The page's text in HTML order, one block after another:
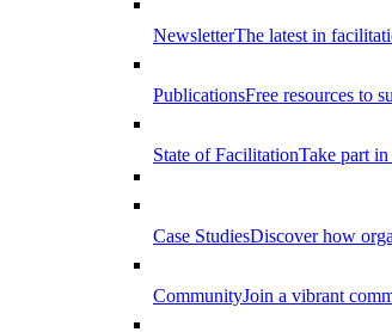
NewsletterThe latest in
PublicationsFree resources to
State of FacilitationTake part in
Case StudiesDiscover how
CommunityJoin a vibrant